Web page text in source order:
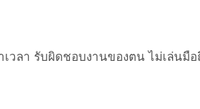
ลา รับผิดชอบงานของตน ไม่เล่นมื